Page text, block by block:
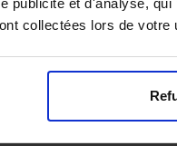
publicité et d'analyse,
collectées lors de votre
techniques sont
spécifiques. Par
de
contacter un
AS DE PIC Avignon qui
Orange. En fonction de